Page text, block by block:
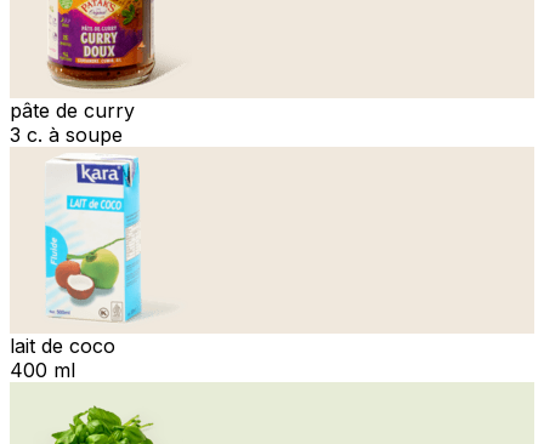
pâte de curry
3 c. à soupe
lait de coco
400 ml